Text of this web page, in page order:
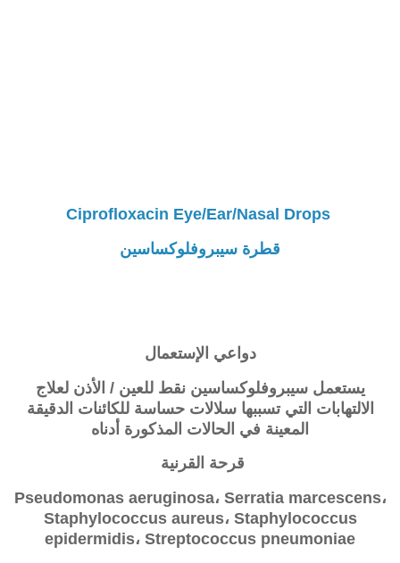
Ciprofloxacin Eye/Ear/Nasal Drops
قطرة سيبروفلوكساسين
دواعي الإستعمال
يستعمل سيبروفلوكساسين نقط للعين / الأذن لعلاج
الالتهابات التي تسببها سلالات حساسة للكائنات الدقيقة
المعينة في الحالات المذكورة أدناه
قرحة القرنية
Pseudomonas aeruginosa، Serratia marcescens،
Staphylococcus aureus، Staphylococcus
epidermidis، Streptococcus pneumoniae